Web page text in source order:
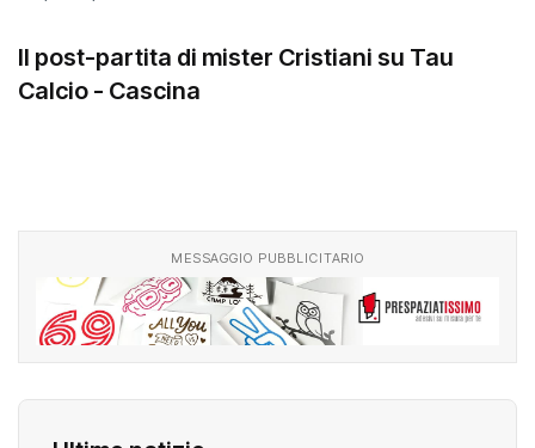
Il post-partita di mister Cristiani su Tau
Calcio - Cascina
MESSAGGIO PUBBLICITARIO